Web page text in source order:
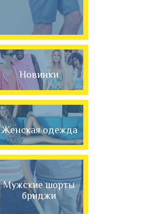
Новинки
Женская одежда
Мужские шорты
бриджи